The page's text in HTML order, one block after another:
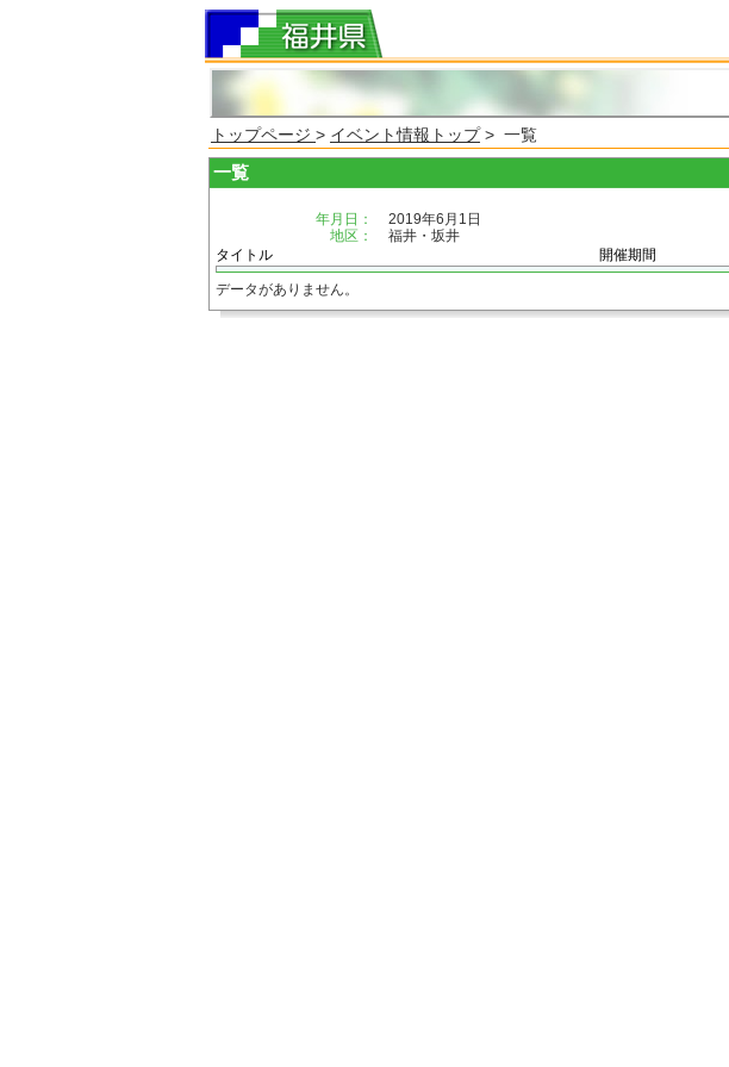
トップページ > イベント情報トップ> 一覧
一覧
年月日：
2019年6月1日
地区：
福井・坂井
タイトル
開催期間
データがありません。